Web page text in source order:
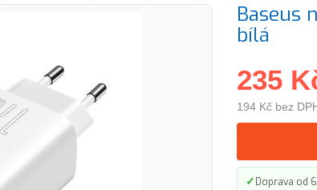
Baseus
bílá
235
194 Kč bez
✓Doprava od